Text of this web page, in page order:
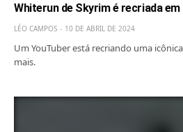
Whiterun de Skyrim é recriada em
LÉO CAMPOS 10 DE ABRIL DE 2024
Um YouTuber está recriando uma
mais.